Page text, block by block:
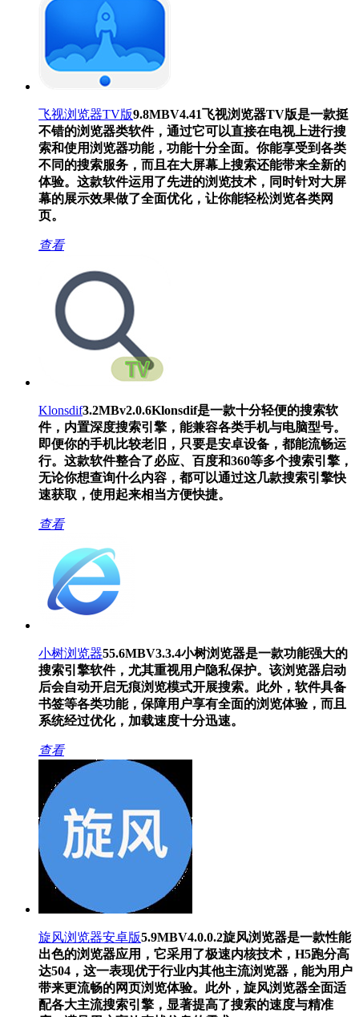
飞视浏览器TV版9.8MBV4.41飞视浏览器TV版是一款挺
不错的浏览器类软件，通过它可以直接在电视上进行搜
索和使用浏览器功能，功能十分全面。你能享受到各类
不同的搜索服务，而且在大屏幕上搜索还能带来全新的
体验。这款软件运用了先进的浏览技术，同时针对大屏
幕的展示效果做了全面优化，让你能轻松浏览各类网
页。
查看
Klonsdif3.2MBv2.0.6Klonsdif是一款十分轻便的搜索软
件，内置深度搜索引擎，能兼容各类手机与电脑型号。
即便你的手机比较老旧，只要是安卓设备，都能流畅运
行。这款软件整合了必应、百度和360等多个搜索引擎，
无论你想查询什么内容，都可以通过这几款搜索引擎快
速获取，使用起来相当方便快捷。
查看
小树浏览器55.6MBV3.3.4小树浏览器是一款功能强大的
搜索引擎软件，尤其重视用户隐私保护。该浏览器启动
后会自动开启无痕浏览模式开展搜索。此外，软件具备
书签等各类功能，保障用户享有全面的浏览体验，而且
系统经过优化，加载速度十分迅速。
查看
旋风浏览器安卓版5.9MBV4.0.0.2旋风浏览器是一款性能
出色的浏览器应用，它采用了极速内核技术，H5跑分高
达504，这一表现优于行业内其他主流浏览器，能为用户
带来更流畅的网页浏览体验。此外，旋风浏览器全面适
配各大主流搜索引擎，显著提高了搜索的速度与精准